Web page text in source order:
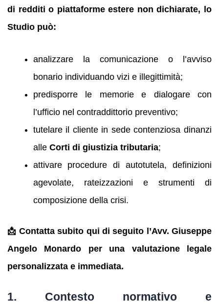
di redditi o piattaforme estere non dichiarate, lo
Studio può:
analizzare la comunicazione o l’avviso
bonario individuando vizi e illegittimità;
predisporre le memorie e dialogare con
l’ufficio nel contraddittorio preventivo;
tutelare il cliente in sede contenziosa dinanzi
alle Corti di giustizia tributaria;
attivare procedure di autotutela, definizioni
agevolate, rateizzazioni e strumenti di
composizione della crisi.
📩 Contatta subito qui di seguito l’Avv. Giuseppe
Angelo Monardo per una valutazione legale
personalizzata e immediata.
1. Contesto normativo e